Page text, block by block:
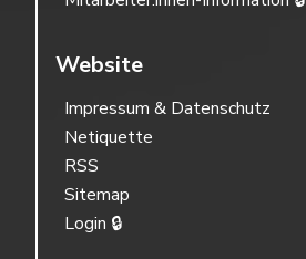
Website
Impressum & Datenschutz
Netiquette
RSS
Sitemap
Login 🔒